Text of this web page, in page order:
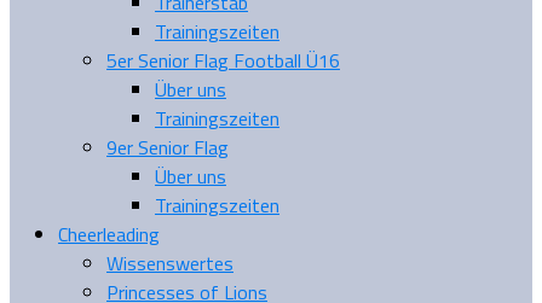
Trainingszeiten
5er Senior Flag Football Ü16
Über uns
Trainingszeiten
9er Senior Flag
Über uns
Trainingszeiten
Cheerleading
Wissenswertes
Princesses of Lions